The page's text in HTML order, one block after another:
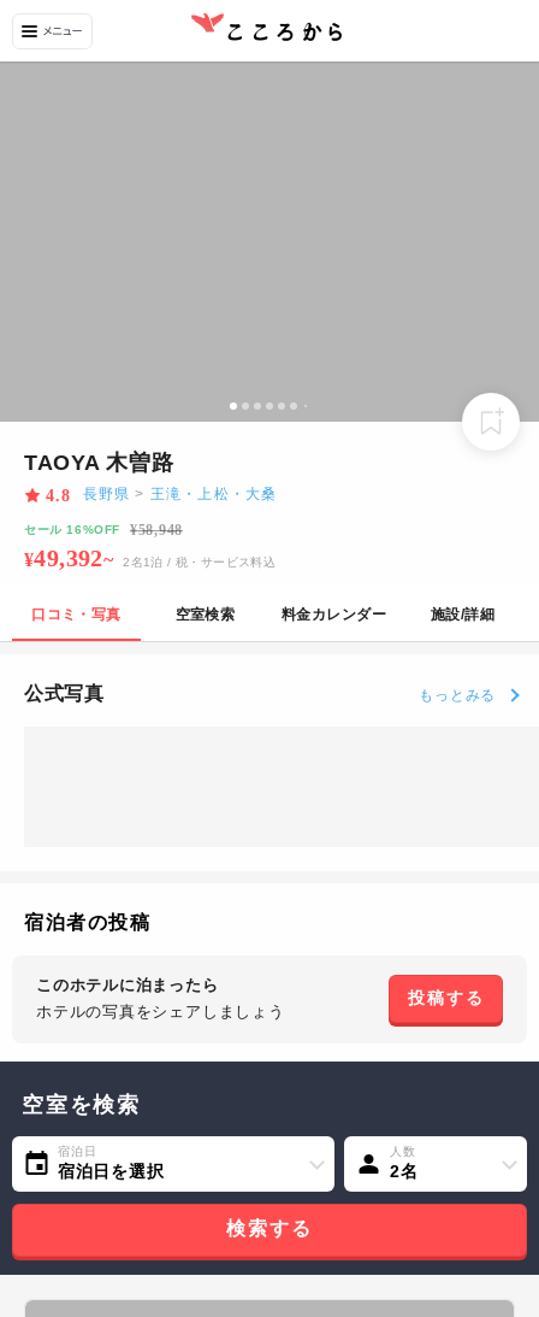
TAOYA 木曽路
4.8 長野県 > 王滝・上松・大桑
セール 16%OFF ¥58,948
¥49,392~ 2名1泊 / 税・サービス料込
口コミ・写真 空室検索 料金カレンダー 施設/詳細
公式写真 もっとみる
宿泊者の投稿
このホテルに泊まったら
ホテルの写真をシェアしましょう
投稿する
空室を検索
宿泊日
宿泊日を選択
人数
2名
検索する